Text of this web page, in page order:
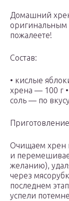
Домашний
оригинальным
пожалеете!
Состав:
• кислые
хрена — 100 г •
соль — по
Очищаем хрен
и
желанию),
через
последнем
успели